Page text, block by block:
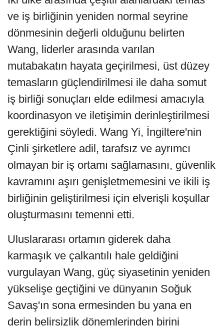
ve iş birliğinin yeniden normal seyrine
dönmesinin değerli olduğunu belirten
Wang, liderler arasında varılan
mutabakatın hayata geçirilmesi, üst düzey
temasların güçlendirilmesi ile daha somut
iş birliği sonuçları elde edilmesi amacıyla
koordinasyon ve iletişimin derinleştirilmesi
gerektiğini söyledi. Wang Yi, İngiltere'nin
Çinli şirketlere adil, tarafsız ve ayrımcı
olmayan bir iş ortamı sağlamasını, güvenlik
kavramını aşırı genişletmemesini ve ikili iş
birliğinin geliştirilmesi için elverişli koşullar
oluşturmasını temenni etti.
Uluslararası ortamın giderek daha
karmaşık ve çalkantılı hale geldiğini
vurgulayan Wang, güç siyasetinin yeniden
yükselişe geçtiğini ve dünyanın Soğuk
Savaş'ın sona ermesinden bu yana en
derin belirsizlik dönemlerinden birini